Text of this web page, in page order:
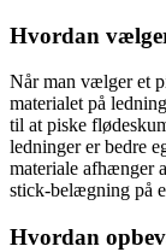
Hvordan
Når man vælger et
materialet på
til at piske
ledninger er bedre
materiale afhænger
stick-belægning på
Hvordan